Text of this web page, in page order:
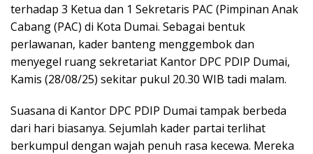
terhadap 3 Ketua dan 1 Sekretaris PAC (Pimpinan Anak
Cabang (PAC) di Kota Dumai. Sebagai bentuk
perlawanan, kader banteng menggembok dan
menyegel ruang sekretariat Kantor DPC PDIP Dumai,
Kamis (28/08/25) sekitar pukul 20.30 WIB tadi malam.
Suasana di Kantor DPC PDIP Dumai tampak berbeda
dari hari biasanya. Sejumlah kader partai terlihat
berkumpul dengan wajah penuh rasa kecewa. Mereka